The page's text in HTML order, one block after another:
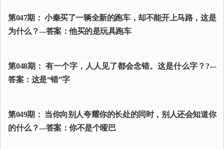
第047期： 小秦买了一辆全新的跑车，却不能开上马路，这是
为什么？---答案：他买的是玩具跑车
第048期： 有一个字，人人见了都会念错。这是什么字？?---
答案：这是“错”字
第049期： 当你向别人夸耀你的长处的同时，别人还会知道你
的什么？---答案：你不是个哑巴